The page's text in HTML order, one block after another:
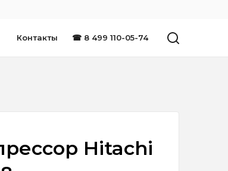
Контакты ☎ 8 499 110-05-74
Hitachi